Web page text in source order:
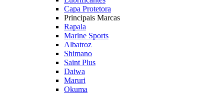
Capa Protetora
Principais Marcas
Rapala
Marine Sports
Albatroz
Shimano
Saint Plus
Daiwa
Maruri
Okuma